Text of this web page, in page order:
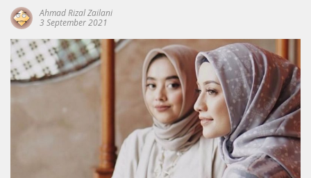
Ahmad Rizal Zailani
3 September 2021